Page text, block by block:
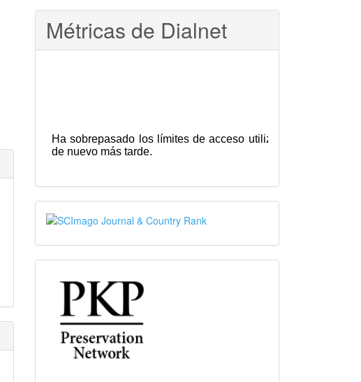
Métricas de Dialnet
SJR
PKP